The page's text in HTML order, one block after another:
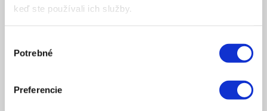
keď ste používali ich služby.
súhlasu
Potrebné
Preferencie
PREDAJ STROJOV